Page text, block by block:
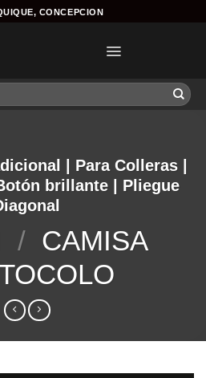
CONCEPCION
| Para Colleras |
brillante | Pliegue
/ CAMISA